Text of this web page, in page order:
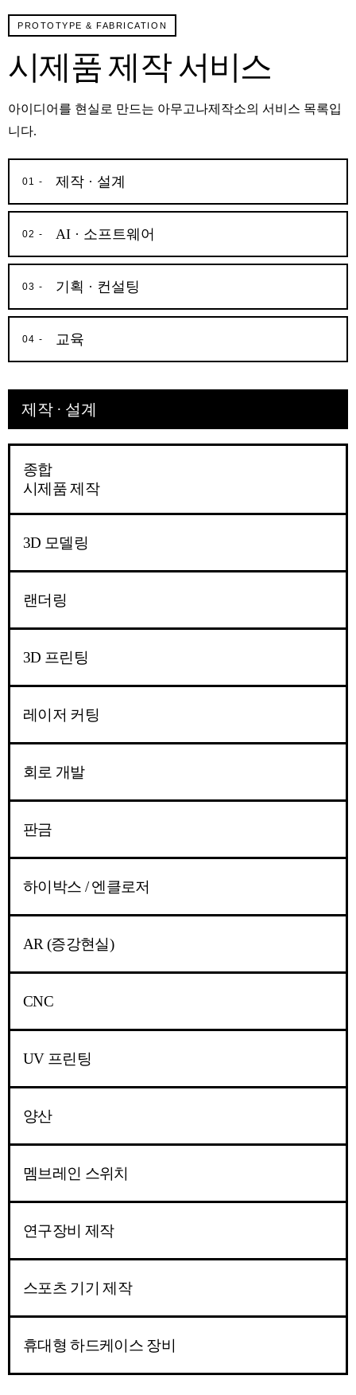
PROTOTYPE & FABRICATION
시제품 제작 서비스
아이디어를 현실로 만드는 아무고나제작소의 서비스 목록입
니다.
01 - 제작 · 설계
02 - AI · 소프트웨어
03 - 기획 · 컨설팅
04 - 교육
제작 · 설계
종합
시제품 제작
3D 모델링
랜더링
3D 프린팅
레이저 커팅
회로 개발
판금
하이박스 / 엔클로저
AR (증강현실)
CNC
UV 프린팅
양산
멤브레인 스위치
연구장비 제작
스포츠 기기 제작
휴대형 하드케이스 장비